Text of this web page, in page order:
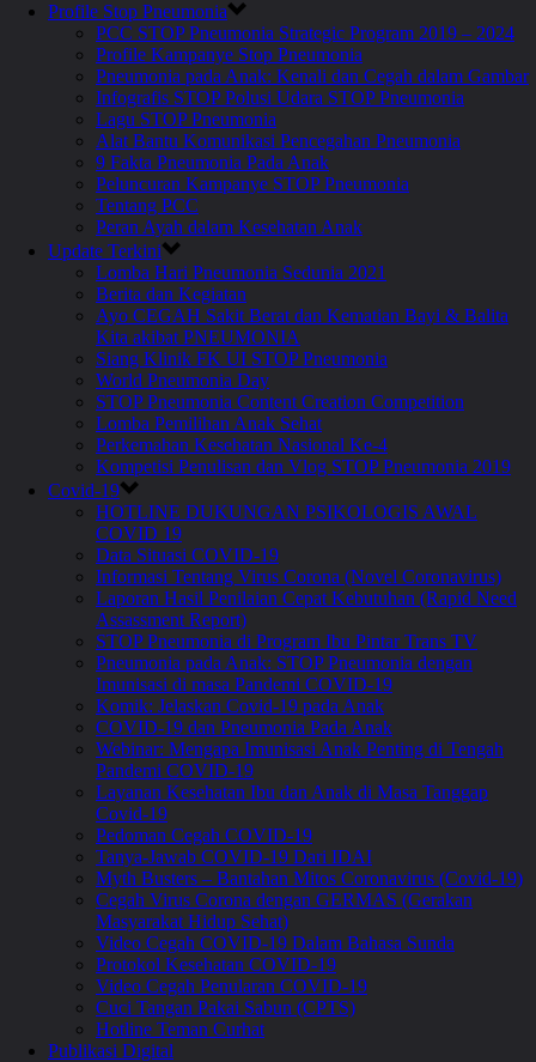
Profile Stop Pneumonia
PCC STOP Pneumonia Strategic Program 2019 – 2024
Profile Kampanye Stop Pneumonia
Pneumonia pada Anak: Kenali dan Cegah dalam Gambar
Infografis STOP Polusi Udara STOP Pneumonia
Lagu STOP Pneumonia
Alat Bantu Komunikasi Pencegahan Pneumonia
9 Fakta Pneumonia Pada Anak
Peluncuran Kampanye STOP Pneumonia
Tentang PCC
Peran Ayah dalam Kesehatan Anak
Update Terkini
Lomba Hari Pneumonia Sedunia 2021
Berita dan Kegiatan
Ayo CEGAH Sakit Berat dan Kematian Bayi & Balita
Kita akibat PNEUMONIA
Siang Klinik FK UI STOP Pneumonia
World Pneumonia Day
STOP Pneumonia Content Creation Competition
Lomba Pemilihan Anak Sehat
Perkemahan Kesehatan Nasional Ke-4
Kompetisi Penulisan dan Vlog STOP Pneumonia 2019
Covid-19
HOTLINE DUKUNGAN PSIKOLOGIS AWAL
COVID 19
Data Situasi COVID-19
Informasi Tentang Virus Corona (Novel Coronavirus)
Laporan Hasil Penilaian Cepat Kebutuhan (Rapid Need
Assassment Report)
STOP Pneumonia di Program Ibu Pintar Trans TV
Pneumonia pada Anak: STOP Pneumonia dengan
Imunisasi di masa Pandemi COVID-19
Komik: Jelaskan Covid-19 pada Anak
COVID-19 dan Pneumonia Pada Anak
Webinar: Mengapa Imunisasi Anak Penting di Tengah
Pandemi COVID-19
Layanan Kesehatan Ibu dan Anak di Masa Tanggap
Covid-19
Pedoman Cegah COVID-19
Tanya-Jawab COVID-19 Dari IDAI
Myth Busters – Bantahan Mitos Coronavirus (Covid-19)
Cegah Virus Corona dengan GERMAS (Gerakan
Masyarakat Hidup Sehat)
Video Cegah COVID-19 Dalam Bahasa Sunda
Protokol Kesehatan COVID-19
Video Cegah Penularan COVID-19
Cuci Tangan Pakai Sabun (CPTS)
Hotline Teman Curhat
Publikasi Digital